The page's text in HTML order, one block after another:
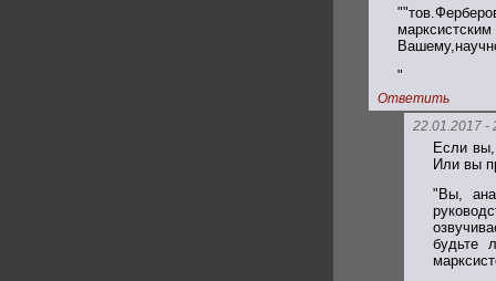
"
Ответить
22.01.2017 -
Если вы,
Или вы
"Вы,
будьте